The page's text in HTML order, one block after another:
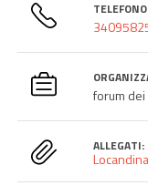
forum
ALLEGATI:
Locandina